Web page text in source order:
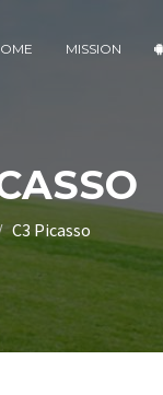
MISSION
C3 Picasso